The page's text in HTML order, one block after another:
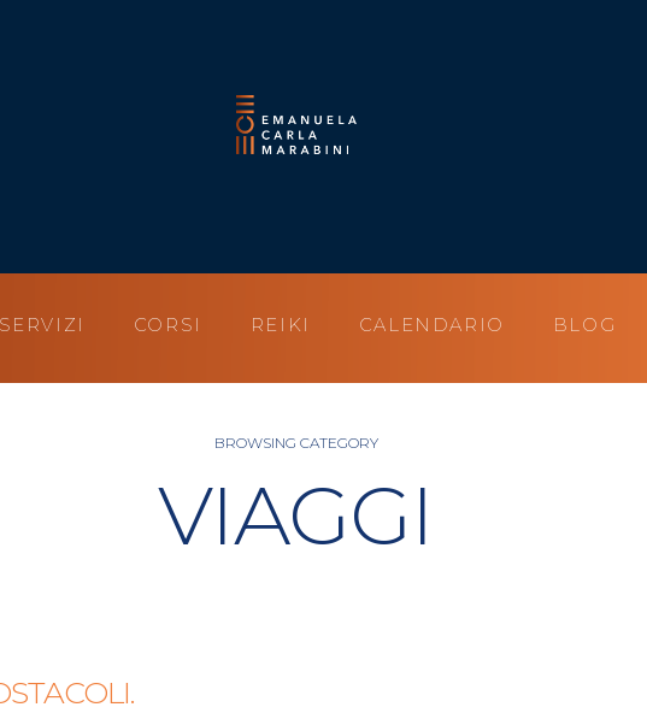
SERVIZI CORSI REIKI CALENDARIO BLOG
BROWSING CATEGORY
VIAGGI